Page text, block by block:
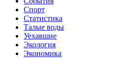
Спорт
Статистика
Талые воды
Уехавшие
Экология
Экономика